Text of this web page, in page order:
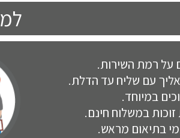
על רמת השירות.
אליך עם שליח עד הדלת.
במיוחד.
זוכות במשלוח חינם.
בתיאום מראש.